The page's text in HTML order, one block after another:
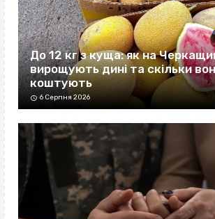
До 12 кг з куща: як на
вирощують дині та скільки
коштують
6 Серпня 2026